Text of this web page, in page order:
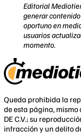
Editorial
generar
oportuno en
usuarios
momento.
Queda prohibida la
de esta página, mismo
DE C.V.; su
infracción y un delito